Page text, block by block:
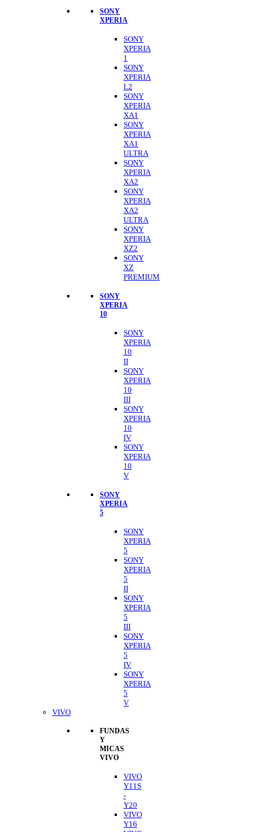
SONY
XPERIA
SONY
XPERIA
1
SONY
XPERIA
L2
SONY
XPERIA
XA1
SONY
XPERIA
XA1
ULTRA
SONY
XPERIA
XA2
SONY
XPERIA
XA2
ULTRA
SONY
XPERIA
XZ2
SONY
XZ
PREMIUM
SONY
XPERIA
10
SONY
XPERIA
10
II
SONY
XPERIA
10
III
SONY
XPERIA
10
IV
SONY
XPERIA
10
V
SONY
XPERIA
5
SONY
XPERIA
5
SONY
XPERIA
5
II
SONY
XPERIA
5
III
SONY
XPERIA
5
IV
SONY
XPERIA
5
V
VIVO
FUNDAS
Y
MICAS
VIVO
VIVO
Y11S
-
Y20
VIVO
Y16